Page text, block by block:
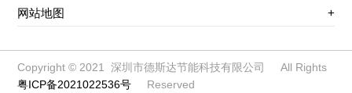
扩散泵电磁加热器
柜式电磁加热器
电磁锅炉配件
电磁加热棒配件
变频电磁采暖炉
柜式电磁加热器
加盟条件
加盟流程
江信电子机构
网站地图 +
Copyright © 2021 深圳市德斯达节能科技有限公司 All Rights
Reserved
粤ICP备2021022536号